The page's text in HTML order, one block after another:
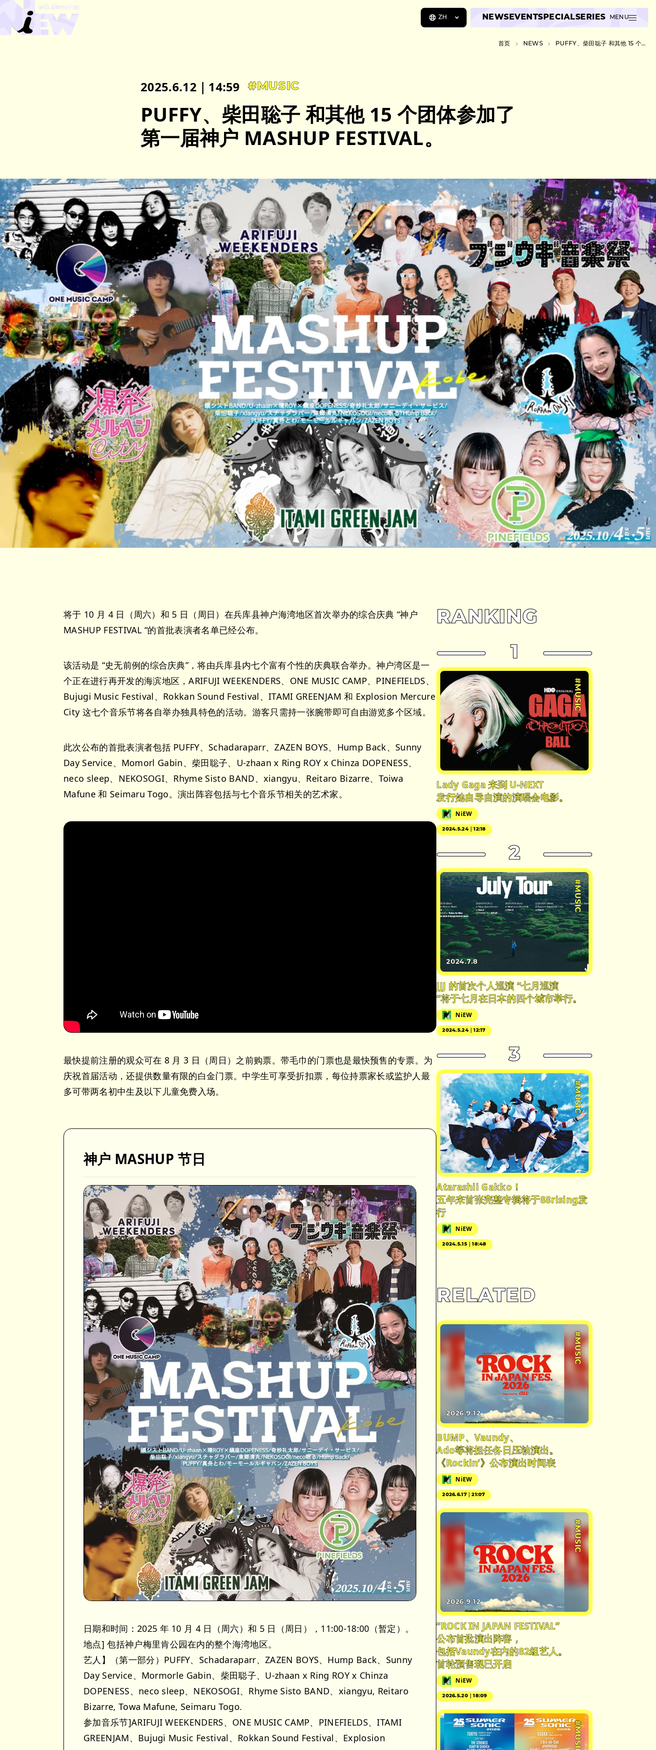
ZH NEWS EVENTSPECIALSERIES MENU
首页 NEWS PUFFY、柴田聡子 和其他 15 个团体参加了第一届神户 MASHUP FESTIVAL。
2025.6.12｜14:59 #MUSIC
PUFFY、柴田聡子 和其他 15 个团体参加了
第一届神户 MASHUP FESTIVAL。
将于 10 月 4 日（周六）和 5 日（周日）在兵库县神户海湾地区首次举办的综合庆典 “神户
MASHUP FESTIVAL “的首批表演者名单已经公布。
该活动是 “史无前例的综合庆典”，将由兵库县内七个富有个性的庆典联合举办。神户湾区是一
个正在进行再开发的海滨地区，ARIFUJI WEEKENDERS、ONE MUSIC CAMP、PINEFIELDS、
Bujugi Music Festival、Rokkan Sound Festival、ITAMI GREENJAM 和 Explosion Mercure
City 这七个音乐节将各自举办独具特色的活动。游客只需持一张腕带即可自由游览多个区域。
此次公布的首批表演者包括 PUFFY、Schadaraparr、ZAZEN BOYS、Hump Back、Sunny
Day Service、Momorl Gabin、柴田聡子、U-zhaan x Ring ROY x Chinza DOPENESS、
neco sleep、NEKOSOGI、Rhyme Sisto BAND、xiangyu、Reitaro Bizarre、Toiwa
Mafune 和 Seimaru Togo。演出阵容包括与七个音乐节相关的艺术家。
最快提前注册的观众可在 8 月 3 日（周日）之前购票。带毛巾的门票也是最快预售的专票。为
庆祝首届活动，还提供数量有限的白金门票。中学生可享受折扣票，每位持票家长或监护人最
多可带两名初中生及以下儿童免费入场。
神户 MASHUP 节日
日期和时间：2025 年 10 月 4 日（周六）和 5 日（周日），11:00-18:00（暂定）。
地点] 包括神户梅里肯公园在内的整个海湾地区。
艺人】（第一部分）PUFFY、Schadaraparr、ZAZEN BOYS、Hump Back、Sunny
Day Service、Mormorle Gabin、柴田聪子、U-zhaan x Ring ROY x Chinza
DOPENESS、neco sleep、NEKOSOGI、Rhyme Sisto BAND、xiangyu, Reitaro
Bizarre, Towa Mafune, Seimaru Togo.
参加音乐节]ARIFUJI WEEKENDERS、ONE MUSIC CAMP、PINEFIELDS、ITAMI
GREENJAM、Bujugi Music Festival、Rokkan Sound Festival、Explosion
RANKING
1
#MUSIC
Lady Gaga 来到 U-NEXT
发行她自导自演的演唱会电影。
NiEW
2024.5.24｜12:18
2
#MUSIC
2024.7.8
JJJ 的首次个人巡演 “七月巡演
“将于七月在日本的四个城市举行。
NiEW
2024.5.24｜12:17
3
#MUSIC
Atarashii Gakko！
五年来首张完整专辑将于88rising发
行
NiEW
2024.5.15｜18:48
RELATED
#MUSIC
2026.9.12
BUMP、Vaundy、
Ado等将担任各日压轴演出。
《Rockin’》公布演出时间表
NiEW
2026.6.17｜21:07
#MUSIC
2026.9.12
“ROCK IN JAPAN FESTIVAL”
公布首批演出阵容，
包括Vaundy在内的82组艺人。
首轮预售现已开启
NiEW
2026.5.20｜18:09
#MUSIC